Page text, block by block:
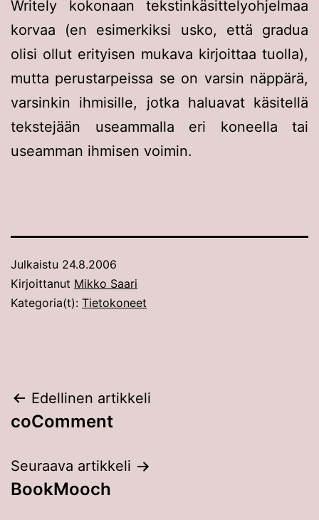
Writely kokonaan tekstinkäsittelyohjelmaa
korvaa (en esimerkiksi usko, että gradua
olisi ollut erityisen mukava kirjoittaa tuolla),
mutta perustarpeissa se on varsin näppärä,
varsinkin ihmisille, jotka haluavat käsitellä
tekstejään useammalla eri koneella tai
useamman ihmisen voimin.
Julkaistu 24.8.2006
Kirjoittanut Mikko Saari
Kategoria(t): Tietokoneet
Artikkelien
selaus
Edellinen artikkeli
coComment
Seuraava artikkeli
BookMooch